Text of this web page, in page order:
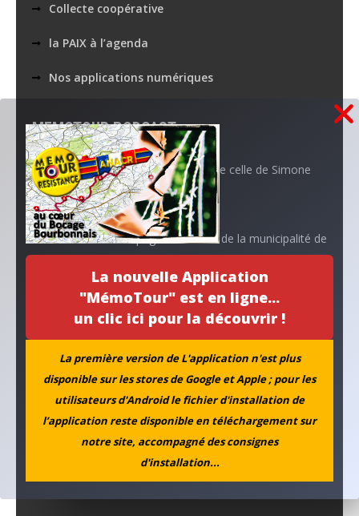
La nouvelle Application
"MémoTour" est en ligne...
un clic ici pour la découvrir !
La première version de L'application n'est plus
disponible sur les stores de Google et Apple ; pour les
utilisateurs d'Android le fichier d'installation de
l’application reste disponible en téléchargement sur
notre site, accompagné des consignes
d'installation...
Collecte coopérative
la PAIX à l’agenda
Nos applications numériques
MEMOTOUR PODCAST
La mémoire de Marguerite croise celle de Simone
Aboutissement d’un projet…
L’ANACR accompagne l’initiative de la municipalité de
Neuvy